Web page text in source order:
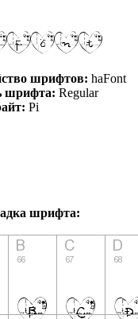
шрифтов: haFont
шрифта: Regular
Pi
шрифта: